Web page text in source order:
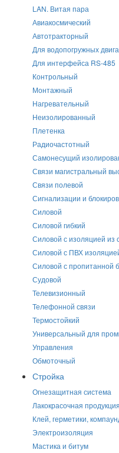
LAN. Витая пара
Авиакосмический
Автотракторный
Для водопогружных
Для интерфейса RS-485
Контрольный
Монтажный
Нагревательный
Неизолированный
Плетенка
Радиочастотный
Самонесущий
Связи магистральный
Связи полевой
Сигнализации и
Силовой
Силовой гибкий
Силовой с изоляцией из
Силовой с ПВХ
Силовой с пропитанной
Судовой
Телевизионный
Телефонной связи
Термостойкий
Универсальный для
Управления
Обмоточный
Стройка
Огнезащитная система
Лакокрасочная продукция
Клей, герметики,
Электроизоляция
Мастика и битум